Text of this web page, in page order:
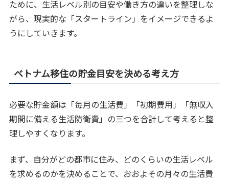
ために、生活レベル別の目安や働き方の違いを整理しな
がら、現実的な「スタートライン」をイメージできるよ
うにしていきます。
ベトナム移住の貯金目安を決める考え方
必要な貯金額は「毎月の生活費」「初期費用」「無収入
期間に備える生活防衛費」の三つを合計して考えると整
理しやすくなります。
まず、自分がどの都市に住み、どのくらいの生活レベル
を求めるのかを決めることで、おおよその月々の生活費